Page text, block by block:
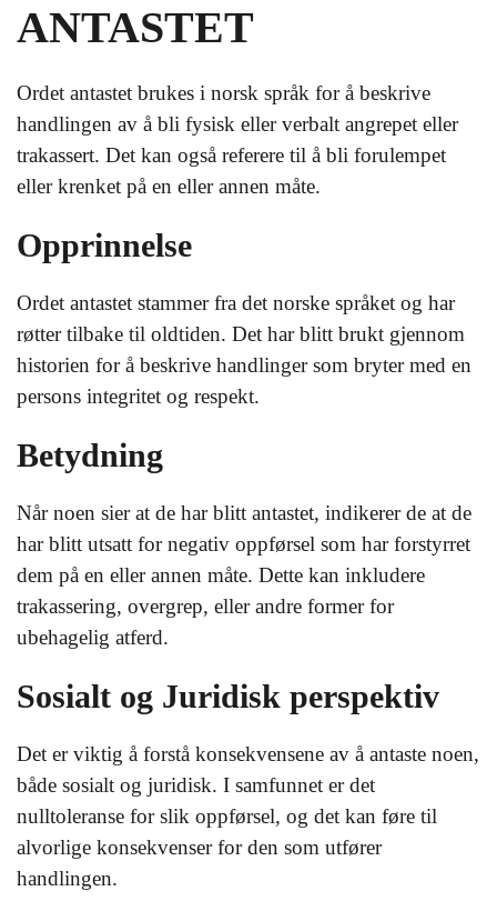
ANTASTET
Ordet antastet brukes i norsk språk for å beskrive
handlingen av å bli fysisk eller verbalt angrepet eller
trakassert. Det kan også referere til å bli forulempet
eller krenket på en eller annen måte.
Opprinnelse
Ordet antastet stammer fra det norske språket og har
røtter tilbake til oldtiden. Det har blitt brukt gjennom
historien for å beskrive handlinger som bryter med en
persons integritet og respekt.
Betydning
Når noen sier at de har blitt antastet, indikerer de at de
har blitt utsatt for negativ oppførsel som har forstyrret
dem på en eller annen måte. Dette kan inkludere
trakassering, overgrep, eller andre former for
ubehagelig atferd.
Sosialt og Juridisk perspektiv
Det er viktig å forstå konsekvensene av å antaste noen,
både sosialt og juridisk. I samfunnet er det
nulltoleranse for slik oppførsel, og det kan føre til
alvorlige konsekvenser for den som utfører
handlingen.